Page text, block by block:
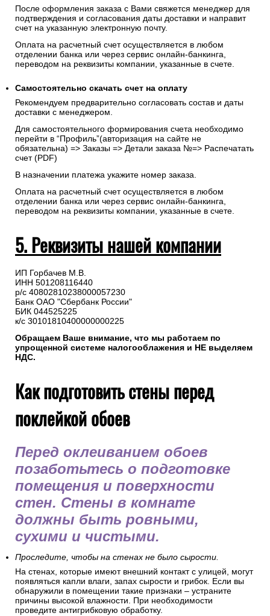
После оформления заказа с Вами свяжется менеджер для
подтверждения и согласования даты доставки и направит
счет на указанную электронную почту.
Оплата на расчетный счет осуществляется в любом
отделении банка или через сервис онлайн-банкинга,
переводом на реквизиты компании, указанные в счете.
Самостоятельно скачать счет на оплату
Рекомендуем предварительно согласовать состав и даты
доставки с менеджером.
Для самостоятельного формирования счета необходимо
перейти в “Профиль”(авторизация на сайте не
обязательна) => Заказы => Детали заказа №=> Распечатать
счет (PDF)
В назначении платежа укажите номер заказа.
Оплата на расчетный счет осуществляется в любом
отделении банка или через сервис онлайн-банкинга,
переводом на реквизиты компании, указанные в счете.
5. Реквизиты нашей компании
ИП Горбачев М.В.
ИНН 501208116440
р/с 40802810238000057230
Банк ОАО "Сбербанк России"
БИК 044525225
к/с 30101810400000000225
Обращаем Ваше внимание, что мы работаем по
упрощенной системе налогооблажения и НЕ выделяем
НДС.
Как подготовить стены перед
поклейкой обоев
Перед оклеиванием обоев
позаботьтесь о подготовке
помещения и поверхности
стен. Стены в комнате
должны быть ровными,
сухими и чистыми.
Проследите, чтобы на стенах не было сырости.
На стенах, которые имеют внешний контакт с улицей, могут
появляться капли влаги, запах сырости и грибок. Если вы
обнаружили в помещении такие признаки – устраните
причины высокой влажности. При необходимости
проведите антигрибковую обработку.